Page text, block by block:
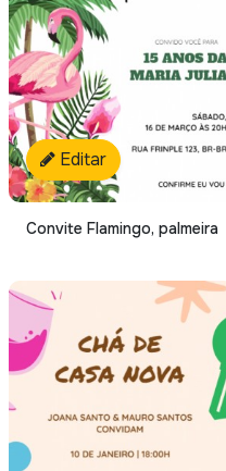
Editar
Convite Flamingo, palmeira